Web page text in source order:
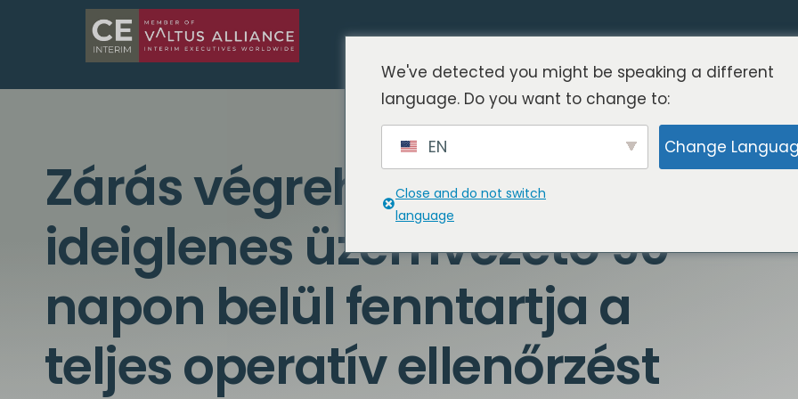
Zárás végrehajtása: Az
ideiglenes üzemvezető 90
napon belül fenntartja a
teljes operatív ellenőrzést
We've detected you might be speaking a different
language. Do you want to change to:
EN Change
Close and do not switch
language